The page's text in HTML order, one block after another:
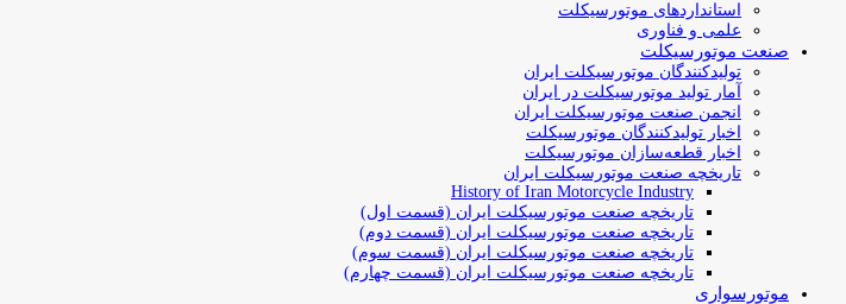
استانداردهای موتورسیکلت
علمی و فناوری
صنعت موتورسیکلت
تولیدکنندگان موتورسیکلت ایران
آمار تولید موتورسیکلت در ایران
انجمن صنعت موتورسیکلت ایران
اخبار تولیدکنندگان موتورسیکلت
اخبار قطعه‌سازان موتورسیکلت
تاریخچه صنعت موتورسیکلت ایران
History of Iran Motorcycle Industry
تاریخچه صنعت موتورسیکلت ایران (قسمت اول)
تاریخچه صنعت موتورسیکلت ایران (قسمت دوم)
تاریخچه صنعت موتورسیکلت ایران (قسمت سوم)
تاریخچه صنعت موتورسیکلت ایران (قسمت چهارم)
موتورسواری